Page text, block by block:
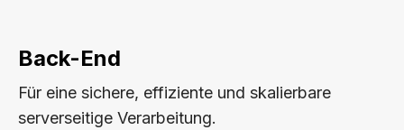
Back-End
Für eine sichere, effiziente und skalierbare
serverseitige Verarbeitung.